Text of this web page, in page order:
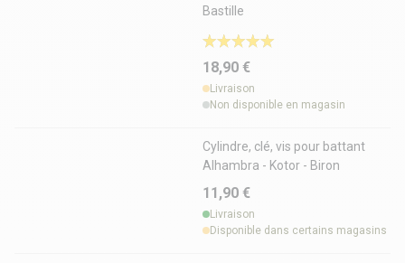
Bastille
18,90 €
Livraison
Non disponible en magasin
Cylindre, clé, vis pour battant
Alhambra - Kotor - Biron
11,90 €
Livraison
Disponible dans certains magasins